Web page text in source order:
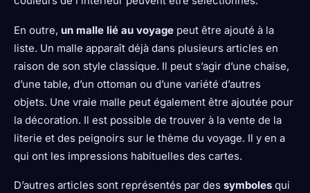
En outre, un malle lié au voyage peut être ajouté à la
liste. Un malle apparaît déjà dans plusieurs articles en
raison de son style classique. Il peut s’agir d’une chaise,
d’une table, d’un ottoman ou d’une variété d’autres
objets. Une vraie malle peut également être ajoutée pour
la décoration. Il est possible de trouver à la vente de la
literie et des peignoirs sur le thème du voyage. Il y en a
qui ont les impressions habituelles des cartes.
D’autres articles sont représentés par des symboles qui